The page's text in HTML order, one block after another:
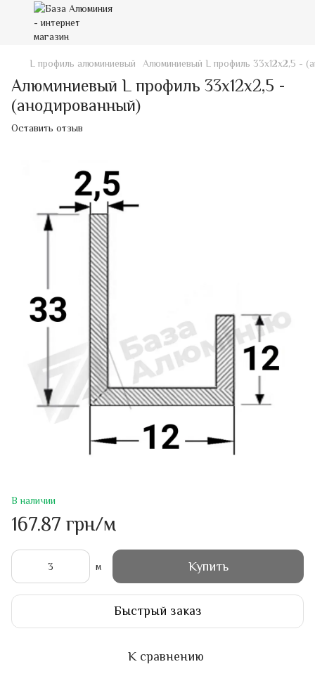
L профиль алюминиевый Алюминиевый L профиль 33х12х2,5 -
Алюминиевый L профиль 33х12х2,5 -
(анодированный)
Оставить отзыв
В наличии
167.87 грн/м
м Купить
Быстрый заказ
К сравнению